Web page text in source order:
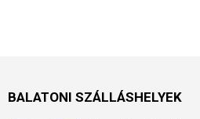
BALATONI SZÁLLÁSHELYEK